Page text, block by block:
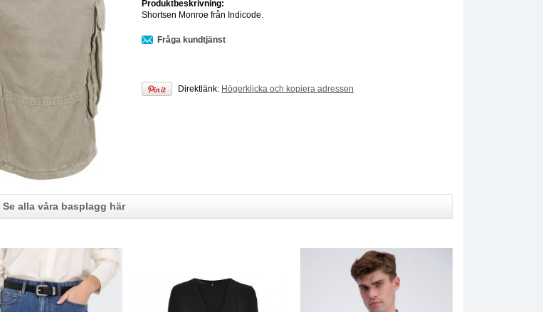
Produktbeskrivning:
Shortsen Monroe från Indicode.
Fråga kundtjänst
Direktlänk: Högerklicka och kopiera adressen
Se alla våra basplagg här